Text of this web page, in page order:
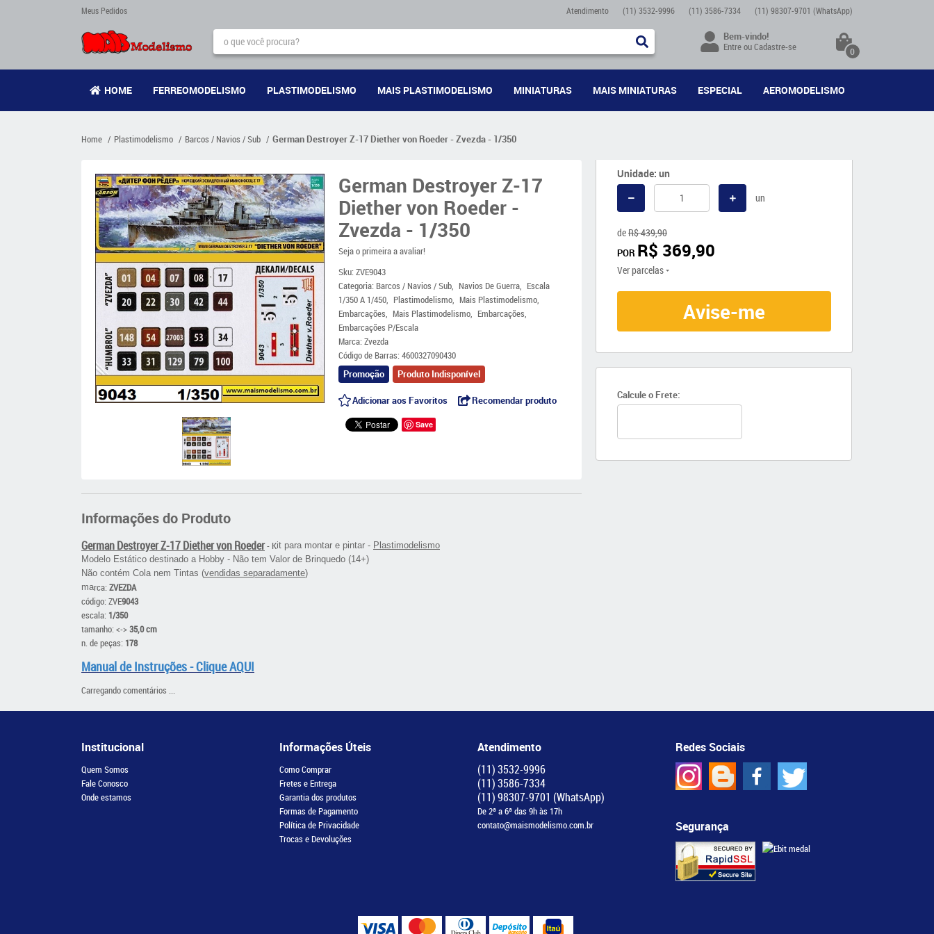
Meus Pedidos Atendimento (11) 3532-9996 (11) 3586-7334 (11) 98307-9701 (WhatsApp)
Bem-vindo!
EntreouCadastre-se 0
HOME FERREOMODELISMO PLASTIMODELISMO MAIS PLASTIMODELISMO MINIATURAS MAIS MINIATURAS ESPECIAL AEROMODELISMO
Home Plastimodelismo Barcos / Navios / Sub German Destroyer Z-17 Diether von Roeder - Zvezda - 1/350
German Destroyer Z-17
Diether von Roeder -
Zvezda - 1/350
Seja o primeira a avaliar!
Sku:ZVE9043
Categoria: Barcos / Navios / Sub Navios De Guerra
Escala
1/350 A 1/450
Plastimodelismo
Mais Plastimodelismo
Embarcações
Mais Plastimodelismo
Embarcações
Embarcações P/Escala
Marca:Zvezda
Código de Barras:4600327090430
Promoção
Produto Indisponível
Adicionar aos Favoritos Recomendar produto
Save
Unidade: un
un
deR$ 439,90
POR R$ 369,90
Ver parcelas
Avise-me
Calcule o Frete:
Informações do Produto
German Destroyer Z-17 Diether von Roeder- Kit para montar e pintar - Plastimodelismo
Modelo Estático destinado a Hobby - Não tem Valor de Brinquedo (14+)
Não contém Cola nem Tintas (vendidas separadamente)
marca:ZVEZDA
código: ZVE9043
escala: 1/350
tamanho: <->35,0 cm
n. de peças: 178
Manual de Instruções - Clique AQUI
Carregando comentários ...
Institucional
Quem Somos
Fale Conosco
Onde estamos
Informações Úteis
Como Comprar
Fretes e Entrega
Garantia dos produtos
Formas de Pagamento
Política de Privacidade
Trocas e Devoluções
Atendimento
(11)3532-9996
(11)3586-7334
(11)98307-9701 (WhatsApp)
De 2ª a 6ª das 9h às 17h
contato@maismodelismo.com.br
Redes Sociais
Segurança